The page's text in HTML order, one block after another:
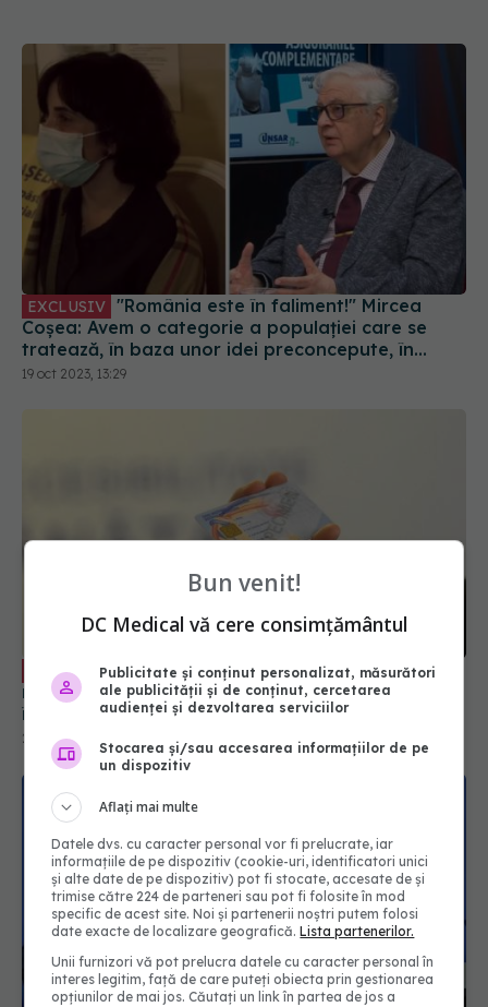
EXCLUSIV
Coșea: Avem o categorie a populației care se
tratează, în baza unor idei preconcepute, în
Turcia sau Austria. Se tratează bine și aici!
19 oct 2023, 13:29
EXCLUSIV De la 1 martie, serviciile medicale
necesită validare cu cardul de sănătate. Ce se
întâmplă dacă NU ai card de sănătate
28 feb 2025, 16:51
Ce se întâmplă cu pacienții neasigurați. Ministrul
Bun venit!
DC Medical vă cere consimțământul
Publicitate și conținut personalizat, măsurători
ale publicității și de conținut, cercetarea
audienței și dezvoltarea serviciilor
Stocarea și/sau accesarea informațiilor de pe
un dispozitiv
Aflați mai multe
Datele dvs. cu caracter personal vor fi prelucrate, iar
informațiile de pe dispozitiv (cookie-uri, identificatori unici
și alte date de pe dispozitiv) pot fi stocate, accesate de și
trimise către 224 de parteneri sau pot fi folosite în mod
specific de acest site. Noi și partenerii noștri putem folosi
date exacte de localizare geografică.Lista partenerilor.
Unii furnizori vă pot prelucra datele cu caracter personal în
interes legitim, față de care puteți obiecta prin gestionarea
opțiunilor de mai jos. Căutați un link în partea de jos a